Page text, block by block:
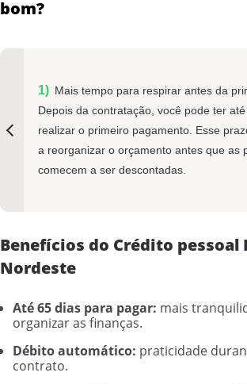
bom?
Mais tempo para respirar antes da
Depois da contratação, você pode ter
realizar o primeiro pagamento. Esse
a reorganizar o orçamento antes que as
comecem a ser descontadas.
Benefícios do Crédito pessoal
Nordeste
Até 65 dias para pagar: mais
organizar as finanças.
Débito automático: praticidade
contrato.